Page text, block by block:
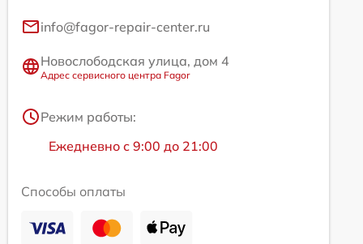
info@fagor-repair-center.ru
Новослободская улица, дом 4
Адрес сервисного центра Fagor
Режим работы:
Ежедневно с 9:00 до 21:00
Способы оплаты